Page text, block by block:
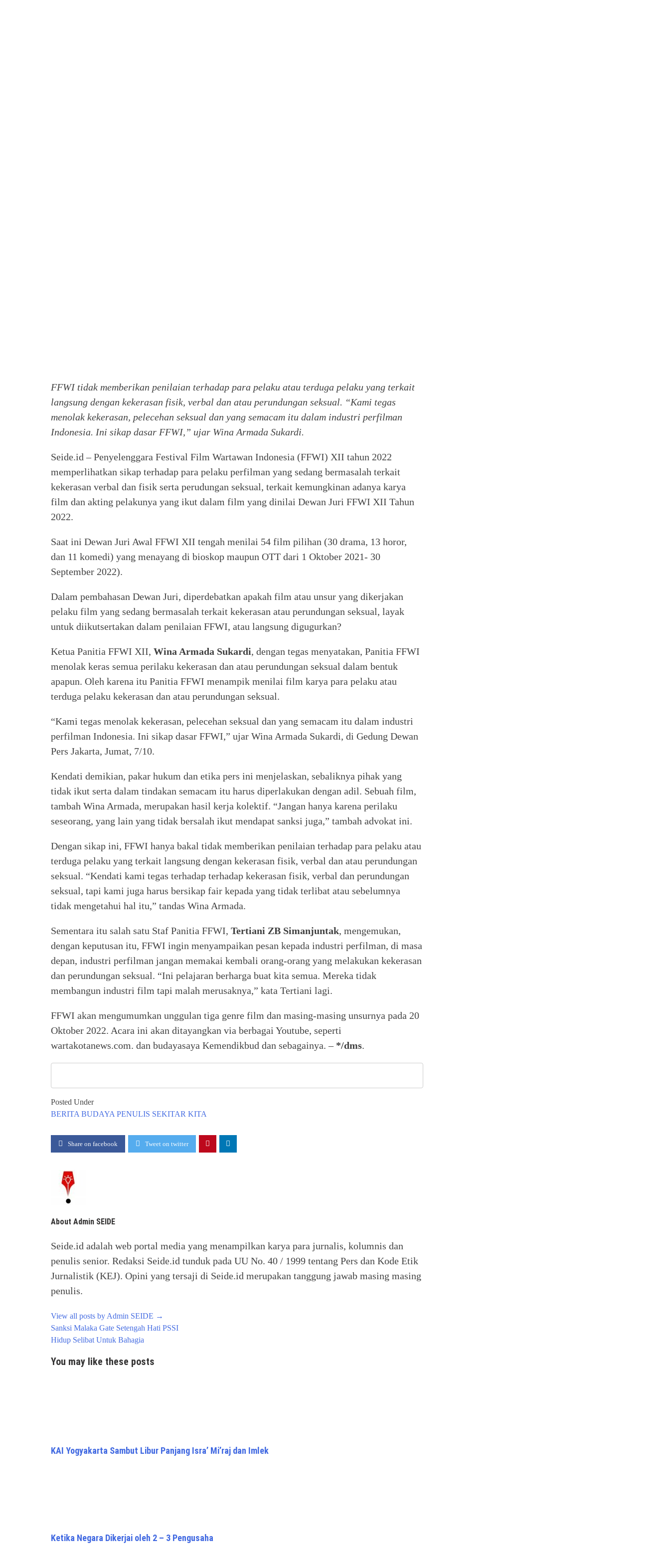
FFWI tidak memberikan penilaian terhadap para pelaku atau terduga pelaku yang terkait
langsung dengan kekerasan fisik, verbal dan atau perundungan seksual. “Kami tegas
menolak kekerasan, pelecehan seksual dan yang semacam itu dalam industri perfilman
Indonesia. Ini sikap dasar FFWI,” ujar Wina Armada Sukardi.
Seide.id – Penyelenggara Festival Film Wartawan Indonesia (FFWI) XII tahun 2022
memperlihatkan sikap terhadap para pelaku perfilman yang sedang bermasalah terkait
kekerasan verbal dan fisik serta perudungan seksual, terkait kemungkinan adanya karya
film dan akting pelakunya yang ikut dalam film yang dinilai Dewan Juri FFWI XII Tahun
2022.
Saat ini Dewan Juri Awal FFWI XII tengah menilai 54 film pilihan (30 drama, 13 horor,
dan 11 komedi) yang menayang di bioskop maupun OTT dari 1 Oktober 2021- 30
September 2022).
Dalam pembahasan Dewan Juri, diperdebatkan apakah film atau unsur yang dikerjakan
pelaku film yang sedang bermasalah terkait kekerasan atau perundungan seksual, layak
untuk diikutsertakan dalam penilaian FFWI, atau langsung digugurkan?
Ketua Panitia FFWI XII, Wina Armada Sukardi, dengan tegas menyatakan, Panitia FFWI
menolak keras semua perilaku kekerasan dan atau perundungan seksual dalam bentuk
apapun. Oleh karena itu Panitia FFWI menampik menilai film karya para pelaku atau
terduga pelaku kekerasan dan atau perundungan seksual.
“Kami tegas menolak kekerasan, pelecehan seksual dan yang semacam itu dalam industri
perfilman Indonesia. Ini sikap dasar FFWI,” ujar Wina Armada Sukardi, di Gedung Dewan
Pers Jakarta, Jumat, 7/10.
Kendati demikian, pakar hukum dan etika pers ini menjelaskan, sebaliknya pihak yang
tidak ikut serta dalam tindakan semacam itu harus diperlakukan dengan adil. Sebuah film,
tambah Wina Armada, merupakan hasil kerja kolektif. “Jangan hanya karena perilaku
seseorang, yang lain yang tidak bersalah ikut mendapat sanksi juga,” tambah advokat ini.
Dengan sikap ini, FFWI hanya bakal tidak memberikan penilaian terhadap para pelaku atau
terduga pelaku yang terkait langsung dengan kekerasan fisik, verbal dan atau perundungan
seksual. “Kendati kami tegas terhadap terhadap kekerasan fisik, verbal dan perundungan
seksual, tapi kami juga harus bersikap fair kepada yang tidak terlibat atau sebelumnya
tidak mengetahui hal itu,” tandas Wina Armada.
Sementara itu salah satu Staf Panitia FFWI, Tertiani ZB Simanjuntak, mengemukan,
dengan keputusan itu, FFWI ingin menyampaikan pesan kepada industri perfilman, di masa
depan, industri perfilman jangan memakai kembali orang-orang yang melakukan kekerasan
dan perundungan seksual. “Ini pelajaran berharga buat kita semua. Mereka tidak
membangun industri film tapi malah merusaknya,” kata Tertiani lagi.
FFWI akan mengumumkan unggulan tiga genre film dan masing-masing unsurnya pada 20
Oktober 2022. Acara ini akan ditayangkan via berbagai Youtube, seperti
wartakotanews.com. dan budayasaya Kemendikbud dan sebagainya. – */dms.
Posted Under
BERITA BUDAYA PENULIS SEKITAR KITA
Share on facebook Tweet on twitter
About Admin SEIDE
Seide.id adalah web portal media yang menampilkan karya para jurnalis, kolumnis dan
penulis senior. Redaksi Seide.id tunduk pada UU No. 40 / 1999 tentang Pers dan Kode Etik
Jurnalistik (KEJ). Opini yang tersaji di Seide.id merupakan tanggung jawab masing masing
penulis.
View all posts by Admin SEIDE →
Post
navigation
Sanksi Malaka Gate Setengah Hati PSSI
Hidup Selibat Untuk Bahagia
You may like these posts
KAI Yogyakarta Sambut Libur Panjang Isra’ Mi’raj dan Imlek
Ketika Negara Dikerjai oleh 2 – 3 Pengusaha